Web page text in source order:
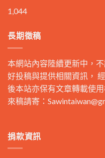
1,044
長期徵稿
本網站內容陸續更新中，
好投稿與提供相關資訊，
後本站亦保有文章轉載使用
來稿請寄：
捐款資訊